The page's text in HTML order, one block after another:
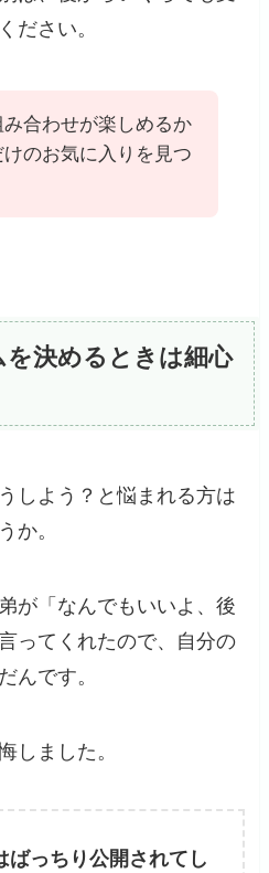
ださい。
合わせが楽しめるか
けのお気に入りを見つ
を決めるときは細心
しよう？と悩まれる方は
か。
が「なんでもいいよ、後
ってくれたので、自分の
んです。
しました。
ばっちり公開されてし